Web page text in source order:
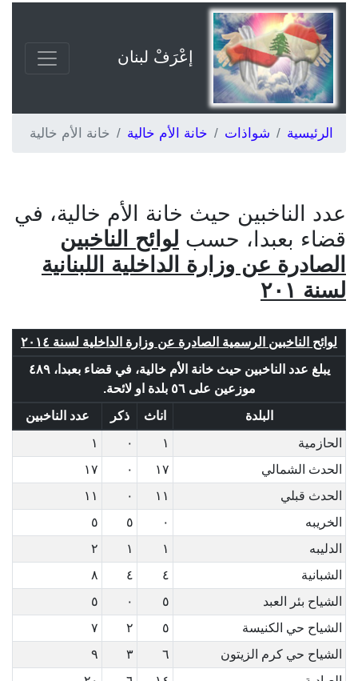
إعْرَفْ لبنان
الرئيسية شواذات خانة الأم خالية خانة الأم خالية
عدد الناخبين حيث خانة الأم خالية، في
قضاء بعبدا، حسب لوائح الناخبين
الصادرة عن وزارة الداخلية اللبنانية
لسنة ٢٠١
لوائح الناخبين الرسمية الصادرة عن وزارة الداخلية لسنة ٢٠١٤
يبلغ عدد الناخبين حيث خانة الأم خالية، في قضاء بعبدا، ٤٨٩
موزعين على ٥٦ بلدة او لائحة.
البلدة
اناث ذكر
عدد الناخبين
الحازمية
١ ٠
١
الحدث الشمالي
١٧ ٠
١٧
الحدث قبلي
١١ ٠
١١
الخريبه
٠ ٥
٥
الدليبه
١ ١
٢
الشبانية
٤ ٤
٨
الشياح بئر العبد
٥ ٠
٥
الشياح حي الكنيسة
٥ ٢
٧
الشياح حي كرم الزيتون
٦ ٣
٩